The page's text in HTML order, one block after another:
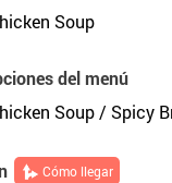
Soup
del menú
Soup / Spicy
Cómo llegar